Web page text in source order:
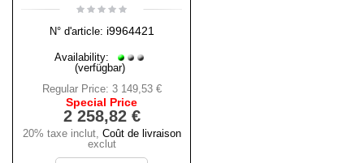
N° d'article: i9964421
Availability:
(verfügbar)
Regular Price: 3 149,53 €
Special Price
2 258,82 €
20% taxe inclut, Coût de livraison
exclut